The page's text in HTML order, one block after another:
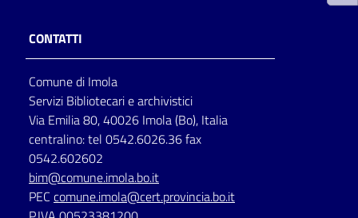
lettura
Seguici
su
CONTATTI
Comune di Imola
Servizi Bibliotecari e archivistici
Via Emilia 80, 40026 Imola (Bo), Italia
centralino: tel 0542.6026.36 fax
0542.602602
bim@comune.imola.bo.it
PEC comune.imola@cert.provincia.bo.it